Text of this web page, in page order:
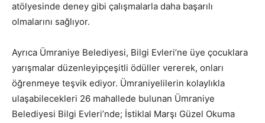
atölyesinde deney gibi çalışmalarla daha başarılı
olmalarını sağlıyor.
Ayrıca Ümraniye Belediyesi, Bilgi Evleri’ne üye çocuklara
yarışmalar düzenleyipçeşitli ödüller vererek, onları
öğrenmeye teşvik ediyor. Ümraniyelilerin kolaylıkla
ulaşabilecekleri 26 mahallede bulunan Ümraniye
Belediyesi Bilgi Evleri’nde; İstiklal Marşı Güzel Okuma